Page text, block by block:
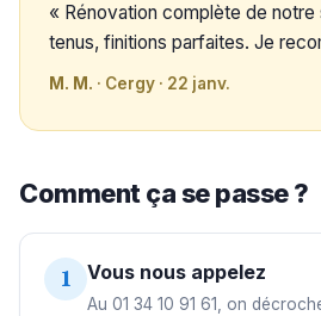
« Rénovation complète de notre
tenus, finitions parfaites. Je
M. M. · Cergy · 22 janv.
Comment ça se passe ?
1 Vous nous appelez
Au 01 34 10 91 61, on